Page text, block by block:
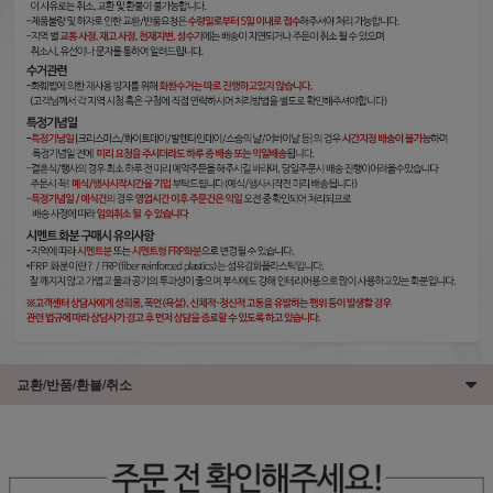
교환/반품/환불/취소